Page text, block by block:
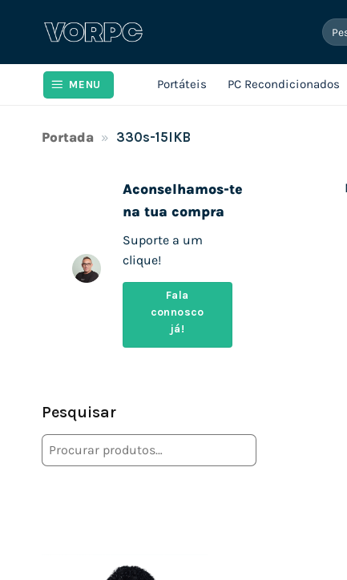
por:
MENU Portáteis PC Recondicionados
Portada » 330s-15IKB
Aconselhamos-te
na tua compra
Suporte a um
clique!
Fala
connosco
já!
Pesquisar